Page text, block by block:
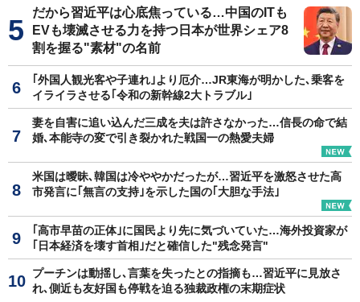
だから習近平は心底焦っている…中国のITも
EVも壊滅させる力を持つ日本が世界シェア8
割を握る"素材"の名前
｢外国人観光客や子連れ｣より厄介…JR東海が明かした､乗客を
イライラさせる｢令和の新幹線2大トラブル｣
妻を自害に追い込んだ三成を夫は許さなかった…信長の命で結
婚､本能寺の変で引き裂かれた戦国一の熱愛夫婦
米国は曖昧､韓国は冷ややかだったが…習近平を激怒させた高
市発言に｢無言の支持｣を示した国の｢大胆な手法｣
｢高市早苗の正体｣に国民より先に気づいていた…海外投資家が
｢日本経済を壊す首相｣だと確信した"残念発言"
プーチンは動揺し､言葉を失ったとの指摘も…習近平に見放さ
れ､側近も友好国も停戦を迫る独裁政権の末期症状